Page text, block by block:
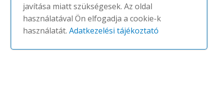
Buzzihood
javítása miatt szükségesek. Az oldal
használatával Ön elfogadja a cookie-k
használatát.Adatkezelési tájékoztató